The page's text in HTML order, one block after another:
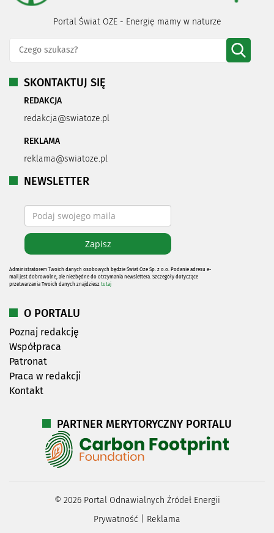
Portal Świat OZE - Energię mamy w naturze
SKONTAKTUJ SIĘ
REDAKCJA
redakcja@swiatoze.pl
REKLAMA
reklama@swiatoze.pl
NEWSLETTER
Administratorem Twoich danych osobowych będzie Świat Oze Sp. z o.o. Podanie adresu e-
mail jest dobrowolne, ale niezbędne do otrzymania newslettera. Szczegóły dotyczące
przetwarzania Twoich danych znajdziesz tutaj
O PORTALU
Poznaj redakcję
Współpraca
Patronat
Praca w redakcji
Kontakt
PARTNER MERYTORYCZNY PORTALU
© 2026Portal Odnawialnych Źródeł Energii
Prywatność
Reklama